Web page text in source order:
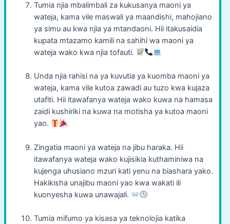
Tumia njia mbalimbali za kukusanya maoni ya
wateja, kama vile maswali ya maandishi, mahojiano
ya simu au kwa njia ya mtandaoni. Hii itakusaidia
kupata mtazamo kamili na sahihi wa maoni ya
wateja wako kwa njia tofauti.
Unda njia rahisi na ya kuvutia ya kuomba maoni ya
wateja, kama vile kutoa zawadi au tuzo kwa kujaza
utafiti. Hii itawafanya wateja wako kuwa na hamasa
zaidi kushiriki na kuwa na motisha ya kutoa maoni
yao.
Zingatia maoni ya wateja na jibu haraka. Hii
itawafanya wateja wako kujisikia kuthaminiwa na
kujenga uhusiano mzuri kati yenu na biashara yako.
Hakikisha unajibu maoni yao kwa wakati ili
kuonyesha kuwa unawajali.
Tumia mifumo ya kisasa ya teknolojia katika